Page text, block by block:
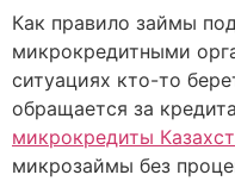
Как правило займы
микрокредитными
ситуациях кто-то
обращается за
микрокредиты
микрозаймы без